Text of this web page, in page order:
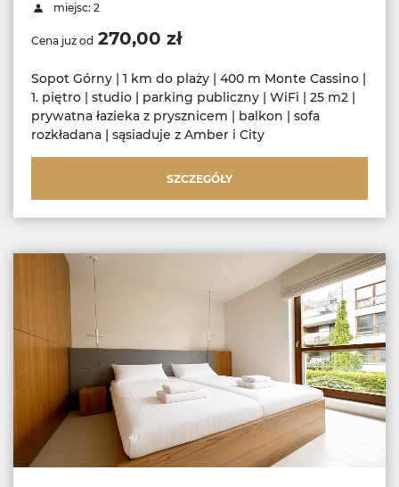
miejsc: 2
Cena już od 270,00 zł
Sopot Górny | 1 km do plaży | 400 m Monte Cassino |
1. piętro | studio | parking publiczny | WiFi | 25 m2 |
prywatna łazieka z prysznicem | balkon | sofa
rozkładana | sąsiaduje z Amber i City
SZCZEGÓŁY